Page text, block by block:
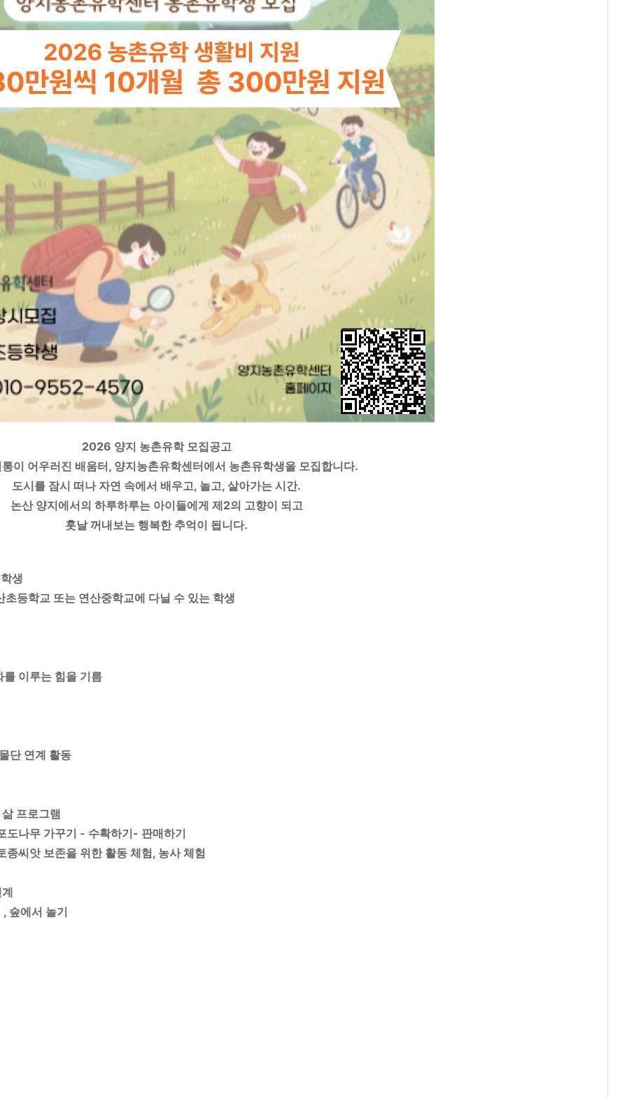
2026 양지 농촌유학 모집공고
이 어우러진 배움터, 양지농촌유학센터에서 농촌유학생을 모집합니다.
도시를 잠시 떠나 자연 속에서 배우고, 놀고, 살아가는 시간.
논산 양지에서의 하루하루는 아이들에게 제2의 고향이 되고
훗날 꺼내보는 행복한 추억이 됩니다.
생
등학교 또는 연산중학교에 다닐 수 있는 학생
이루는 힘을 기름
단 연계 활동
프로그램
도나무 가꾸기 - 수확하기- 판매하기
씨앗 보존을 위한 활동 체험, 농사 체험
숲에서 놀기